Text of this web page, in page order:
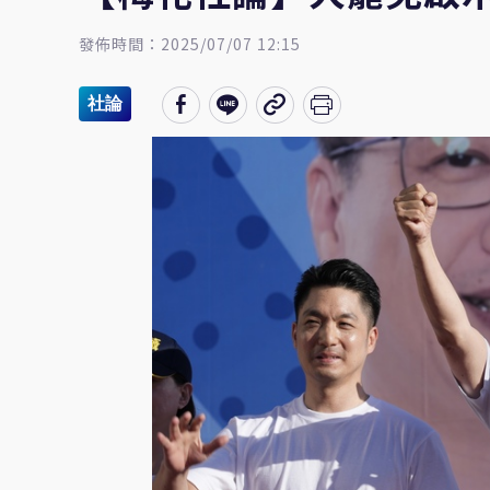
發佈時間：2025/07/07 12:15
社論